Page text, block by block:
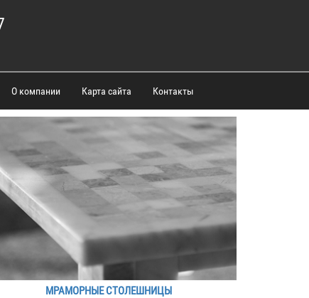
О компании Карта сайта Контакты
МРАМОРНЫЕ СТОЛЕШНИЦЫ